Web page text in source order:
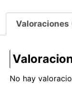
Valoraciones
No hay